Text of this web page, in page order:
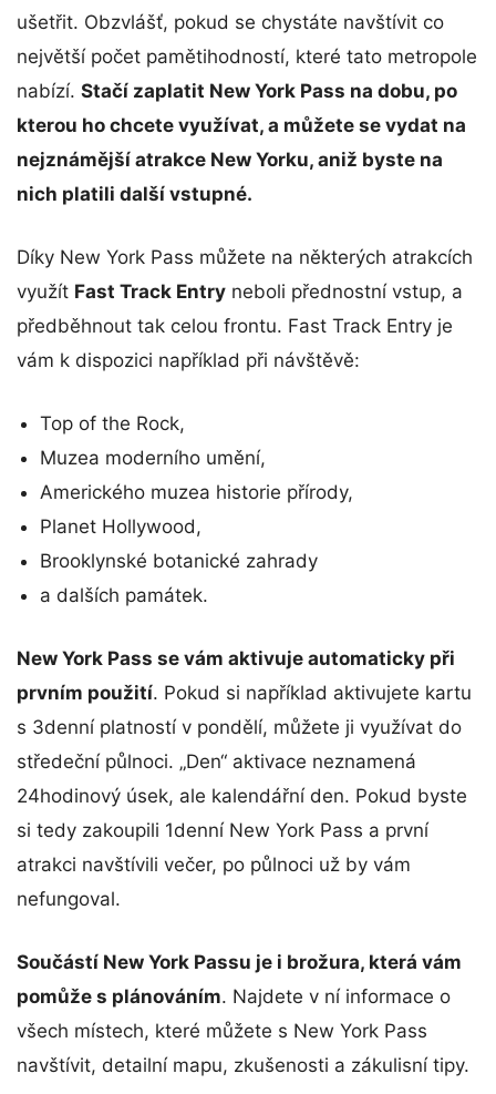
ušetřit. Obzvlášť, pokud se chystáte navštívit co
největší počet pamětihodností, které tato metropole
nabízí. Stačí zaplatit New York Pass na dobu, po
kterou ho chcete využívat, a můžete se vydat na
nejznámější atrakce New Yorku, aniž byste na
nich platili další vstupné.
Díky New York Pass můžete na některých atrakcích
využít Fast Track Entry neboli přednostní vstup, a
předběhnout tak celou frontu. Fast Track Entry je
vám k dispozici například při návštěvě:
Top of the Rock,
Muzea moderního umění,
Amerického muzea historie přírody,
Planet Hollywood,
Brooklynské botanické zahrady
a dalších památek.
New York Pass se vám aktivuje automaticky při
prvním použití. Pokud si například aktivujete kartu
s 3denní platností v pondělí, můžete ji využívat do
středeční půlnoci. „Den“ aktivace neznamená
24hodinový úsek, ale kalendářní den. Pokud byste
si tedy zakoupili 1denní New York Pass a první
atrakci navštívili večer, po půlnoci už by vám
nefungoval.
Součástí New York Passu je i brožura, která vám
pomůže s plánováním. Najdete v ní informace o
všech místech, které můžete s New York Pass
navštívit, detailní mapu, zkušenosti a zákulisní tipy.